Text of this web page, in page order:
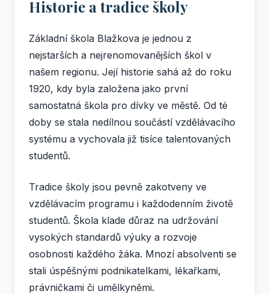
Historie a tradice školy
Základní škola Blažkova je jednou z
nejstarších a nejrenomovanějších škol v
našem regionu. Její historie sahá až do roku
1920, kdy byla založena jako první
samostatná škola pro dívky ve městě. Od té
doby se stala nedílnou součástí vzdělávacího
systému a vychovala již tisíce talentovaných
studentů.
Tradice školy jsou pevně zakotveny ve
vzdělávacím programu i každodenním životě
studentů. Škola klade důraz na udržování
vysokých standardů výuky a rozvoje
osobnosti každého žáka. Mnozí absolventi se
stali úspěšnými podnikatelkami, lékařkami,
právničkami či umělkyněmi.